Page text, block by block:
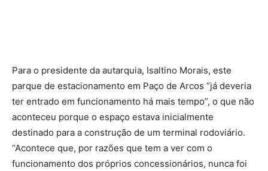
Para o presidente da autarquia, Isaltino Morais, este
parque de estacionamento em Paço de Arcos “já deveria
ter entrado em funcionamento há mais tempo”, o que não
aconteceu porque o espaço estava inicialmente
destinado para a construção de um terminal rodoviário.
“Acontece que, por razões que tem a ver com o
funcionamento dos próprios concessionários, nunca foi